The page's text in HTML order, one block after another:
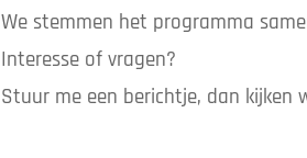
We stemmen het programma
Interesse of vragen?
Stuur me een berichtje, dan kijken